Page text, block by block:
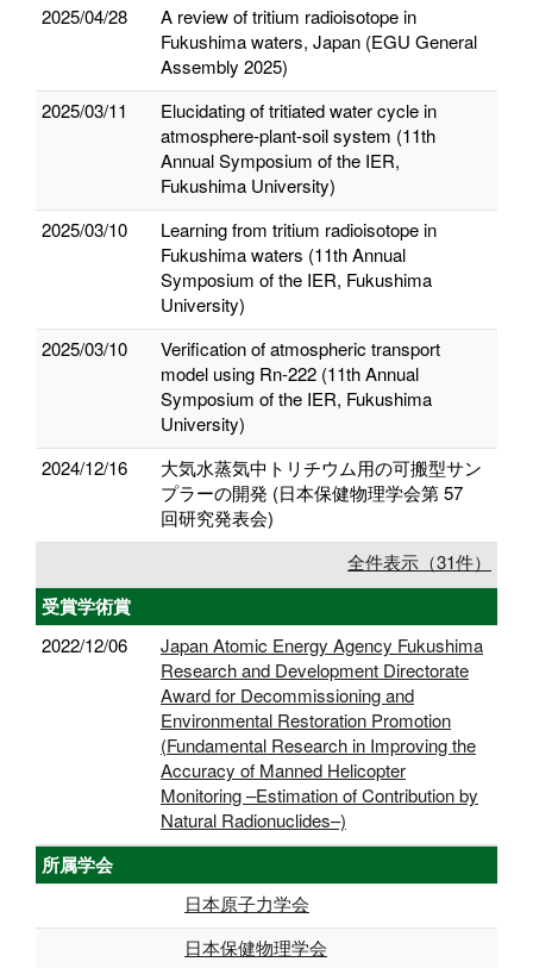
2025/04/28
A review of tritium radioisotope in
Fukushima waters, Japan (EGU General
Assembly 2025)
2025/03/11
Elucidating of tritiated water cycle in
atmosphere-plant-soil system (11th
Annual Symposium of the IER,
Fukushima University)
2025/03/10
Learning from tritium radioisotope in
Fukushima waters (11th Annual
Symposium of the IER, Fukushima
University)
2025/03/10
Verification of atmospheric transport
model using Rn-222 (11th Annual
Symposium of the IER, Fukushima
University)
2024/12/16
大気水蒸気中トリチウム用の可搬型サン
プラーの開発 (日本保健物理学会第 57
回研究発表会)
全件表示（31件）
受賞学術賞
2022/12/06
Japan Atomic Energy Agency Fukushima
Research and Development Directorate
Award for Decommissioning and
Environmental Restoration Promotion
(Fundamental Research in Improving the
Accuracy of Manned Helicopter
Monitoring –Estimation of Contribution by
Natural Radionuclides–)
所属学会
日本原子力学会
日本保健物理学会